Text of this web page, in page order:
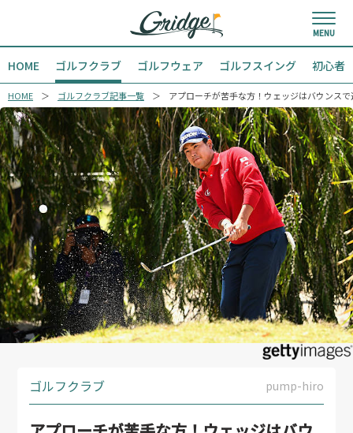
HOME ゴルフクラブ ゴルフウェア ゴルフスイング 初心者
HOME ゴルフクラブ記事一覧 アプローチが苦手な方！ウェッジはバウンス
ゴルフクラブ pump-hiro